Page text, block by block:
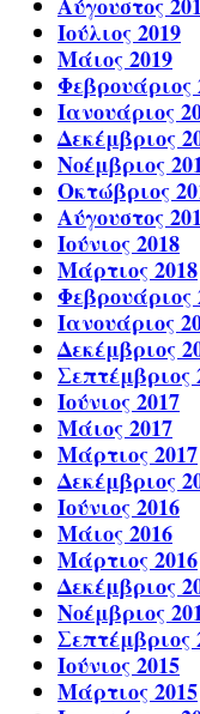
Ιούλιος 2019
Μάιος 2019
Φεβρουάριος
Ιανουάριος
Δεκέμβριος
Νοέμβριος
Οκτώβριος
Αύγουστος
Ιούνιος 2018
Μάρτιος 2018
Φεβρουάριος
Ιανουάριος
Δεκέμβριος
Σεπτέμβριος
Ιούνιος 2017
Μάιος 2017
Μάρτιος 2017
Δεκέμβριος
Ιούνιος 2016
Μάιος 2016
Μάρτιος 2016
Δεκέμβριος
Νοέμβριος
Σεπτέμβριος
Ιούνιος 2015
Μάρτιος 2015